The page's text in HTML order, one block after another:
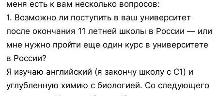
меня есть к вам несколько вопросов:
1. Возможно ли поступить в ваш университет
после окончания 11 летней школы в России — или
мне нужно пройти еще один курс в университете
в России?
Я изучаю английский (я закончу школу с C1) и
углубленную химию с биологией. Со следующего